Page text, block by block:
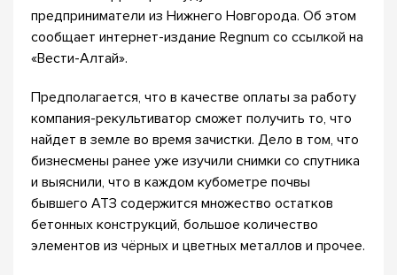
предприниматели из Нижнего Новгорода. Об этом
сообщает интернет-издание Regnum со ссылкой на
«Вести-Алтай».
Предполагается, что в качестве оплаты за работу
компания-рекультиватор сможет получить то, что
найдет в земле во время зачистки. Дело в том, что
бизнесмены ранее уже изучили снимки со спутника
и выяснили, что в каждом кубометре почвы
бывшего АТЗ содержится множество остатков
бетонных конструкций, большое количество
элементов из чёрных и цветных металлов и прочее.